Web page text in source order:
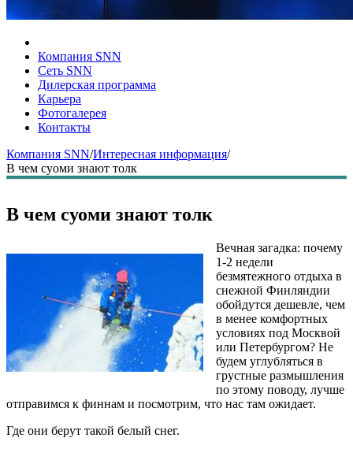
Компания SNN
Сеть SNN
Дилерская программа
Карьера
Фотогалерея
Контакты
Компания SNN/Интересная информация/
В чем суоми знают толк
В чем суоми знают толк
Вечная загадка: почему
1-2 недели
безмятежного отдыха в
снежной Финляндии
обойдутся дешевле, чем
в менее комфортных
условиях под Москвой
или Петербургом? Не
будем углубляться в
грустные размышления
по этому поводу, лучше
отправимся к финнам и посмотрим, что нас там ожидает.
Где они берут такой белый снег.